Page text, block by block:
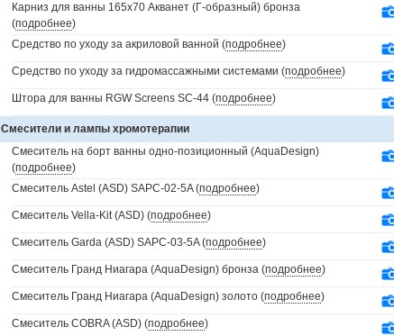
Карниз для ванны 165x70 Акванет (Г-образный) бронза
(подробнее)
Средство по уходу за акриловой ванной (подробнее)
Средство по уходу за гидромассажными системами (подробнее)
Штора для ванны RGW Screens SC-44 (подробнее)
Смесители и лампы хромотерапии
Смеситель на борт ванны одно-позиционный (AquaDesign)
(подробнее)
Смеситель Astel (ASD) SAPC-02-5A (подробнее)
Смеситель Vella-Kit (ASD) (подробнее)
Смеситель Garda (ASD) SAPC-03-5A (подробнее)
Смеситель Гранд Ниагара (AquaDesign) бронза (подробнее)
Смеситель Гранд Ниагара (AquaDesign) золото (подробнее)
Смеситель COBRA (ASD) (подробнее)